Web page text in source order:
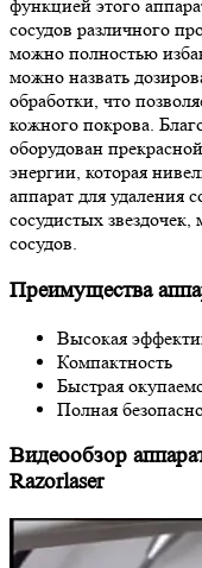
функцией этого
сосудов различного
можно полностью
можно назвать
обработки, что
кожного покрова.
оборудован
энергии, которая
аппарат для удаления
сосудистых
сосудов.
Преимущества
Высокая
Компактность
Быстрая
Полная
Видеообзор
Razorlaser